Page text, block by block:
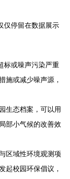
仅停留在数据展示
标或噪声污染严重
施或减少噪声源，
生态档案，可以用
部小气候的改善效
区域性环境观测项
起校园环保倡议，